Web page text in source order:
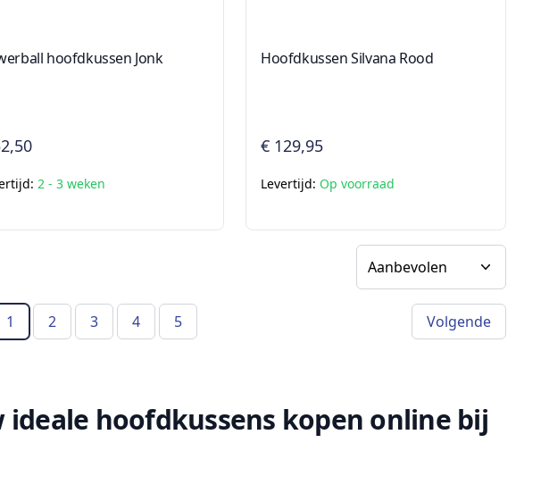
hoofdkussen Jonk
2 - 3 weken
Hoofdkussen Silvana Rood
€ 129,95
Levertijd: Op voorraad
Sorteer op
1(Huidige pagina)
2 3 4 5 Volgende
hoofdkussens kopen online bij